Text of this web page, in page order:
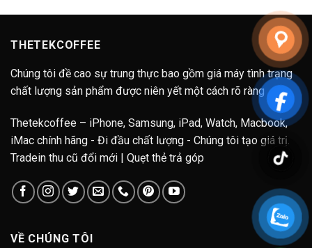
THETEKCOFFEE
Chúng tôi đề cao sự trung thực bao gồm giá máy tình trạng
chất lượng sản phẩm được niên yết một cách rõ ràng
Thetekcoffee – iPhone, Samsung, iPad, Watch, Macbook,
iMac chính hãng - Đi đầu chất lượng - Chúng tôi tạo giá trị.
Tradein thu cũ đổi mới | Quẹt thẻ trả góp
VỀ CHÚNG TÔI